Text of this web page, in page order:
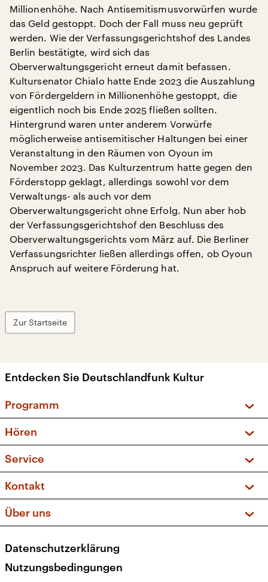
Millionenhöhe. Nach Antisemitismusvorwürfen wurde
das Geld gestoppt. Doch der Fall muss neu geprüft
werden. Wie der Verfassungsgerichtshof des Landes
Berlin bestätigte, wird sich das
Oberverwaltungsgericht erneut damit befassen.
Kultursenator Chialo hatte Ende 2023 die Auszahlung
von Fördergeldern in Millionenhöhe gestoppt, die
eigentlich noch bis Ende 2025 fließen sollten.
Hintergrund waren unter anderem Vorwürfe
möglicherweise antisemitischer Haltungen bei einer
Veranstaltung in den Räumen von Oyoun im
November 2023. Das Kulturzentrum hatte gegen den
Förderstopp geklagt, allerdings sowohl vor dem
Verwaltungs- als auch vor dem
Oberverwaltungsgericht ohne Erfolg. Nun aber hob
der Verfassungsgerichtshof den Beschluss des
Oberverwaltungsgerichts vom März auf. Die Berliner
Verfassungsrichter ließen allerdings offen, ob Oyoun
Anspruch auf weitere Förderung hat.
Zur Startseite
Entdecken Sie Deutschlandfunk Kultur
Programm
Sendungen und Podcasts
Musikliste
Kakadu – Das Kinderprogramm
Hören
Frequenzen (UKW + DAB+)
Service
FAQ
Apps
Newsletter
Veranstaltungen
Kontakt
Social Media
Über uns
Presse
Karriere
Datenschutzerklärung
Nutzungsbedingungen